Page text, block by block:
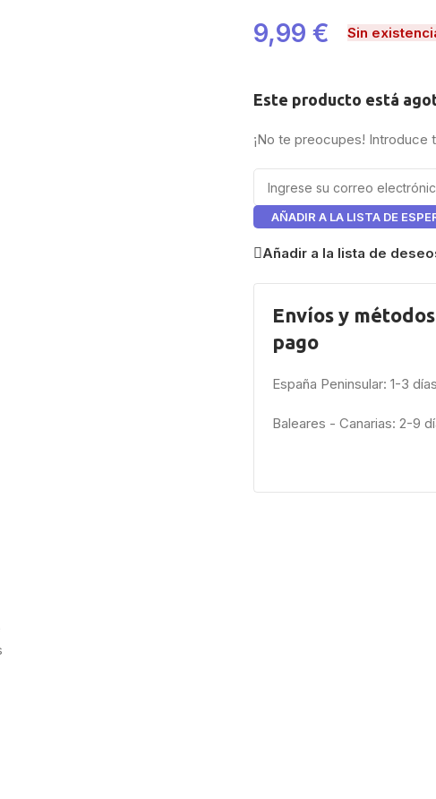
9,99 € Sin
Este producto está
¡No te preocupes! Introduce
AÑADIR A LA LISTA DE
Añadir a la lista de
Envíos y
pago
España Peninsular: 1-3
Baleares - Canarias: 2-9